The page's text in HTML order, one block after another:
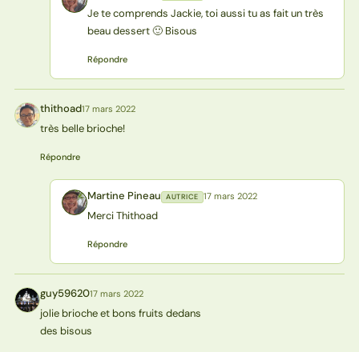
Je te comprends Jackie, toi aussi tu as fait un très
beau dessert 🙂 Bisous
Répondre
T thithoad17 mars 2022
très belle brioche!
Répondre
MP Martine Pineau AUTRICE 17 mars 2022
Merci Thithoad
Répondre
G guy5962017 mars 2022
jolie brioche et bons fruits dedans
des bisous